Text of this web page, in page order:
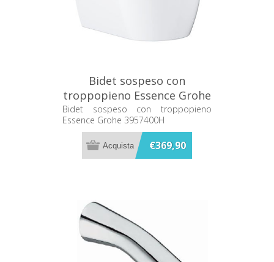
Bidet sospeso con
troppopieno Essence Grohe
3957400H
Bidet sospeso con troppopieno
Essence Grohe 3957400H
€369,90